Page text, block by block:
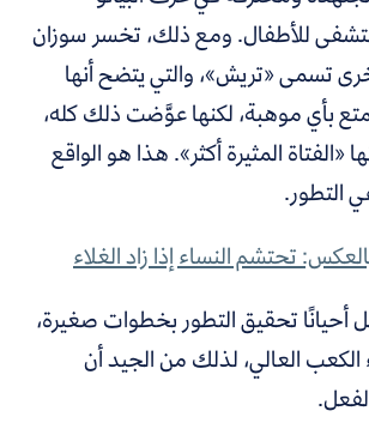
للأطفال. ومع ذلك، تخسر سوزان
تسمى «تريش»، والتي يتضح أنها
بأي موهبة، لكنها عوَّضت ذلك كله،
«الفتاة المثيرة أكثر». هذا هو الواقع
التطور.
تحتشم النساء إذا زاد الغلاء
أحيانًا تحقيق التطور بخطوات صغيرة،
الكعب العالي، لذلك من الجيد أن